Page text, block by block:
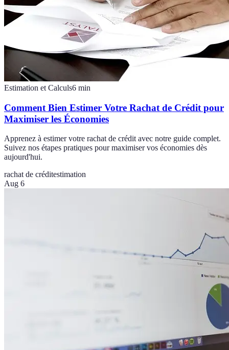
Estimation et Calculs6 min
Comment Bien Estimer Votre Rachat de Crédit pour
Maximiser les Économies
Apprenez à estimer votre rachat de crédit avec notre guide complet.
Suivez nos étapes pratiques pour maximiser vos économies dès
aujourd'hui.
rachat de créditestimation
Aug 6